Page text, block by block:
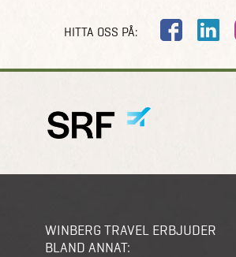
HITTA OSS PÅ:
WINBERG TRAVEL ERBJUDER
BLAND ANNAT: